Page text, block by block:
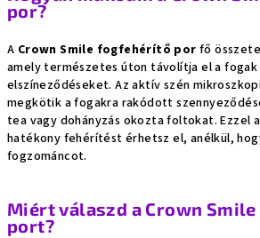
por?
A Crown Smile fogfehérítő por fő
amely természetes úton távolítja el a
elszíneződéseket. Az aktív szén
megkötik a fogakra rakódott
tea vagy dohányzás okozta foltokat. Ezzel
hatékony fehérítést érhetsz el, anélkül,
fogzománcot.
Miért válaszd a Crown
port?